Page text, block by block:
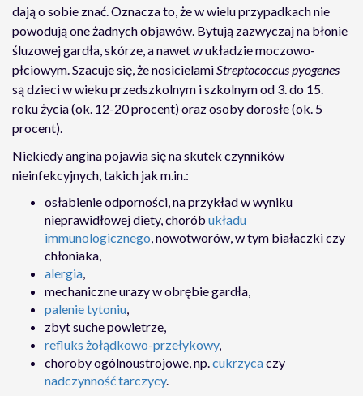
dają o sobie znać. Oznacza to, że w wielu przypadkach nie
powodują one żadnych objawów. Bytują zazwyczaj na błonie
śluzowej gardła, skórze, a nawet w układzie moczowo-
płciowym. Szacuje się, że nosicielamiStreptococcus pyogenes
są dzieci w wieku przedszkolnym i szkolnym od 3. do 15.
roku życia (ok. 12-20 procent) oraz osoby dorosłe (ok. 5
procent).
Niekiedy angina pojawia się na skutek czynników
nieinfekcyjnych, takich jak m.in.:
osłabienie odporności, na przykład w wyniku
nieprawidłowej diety, chorób układu
immunologicznego, nowotworów, w tym białaczki czy
chłoniaka,
alergia,
mechaniczne urazy w obrębie gardła,
palenie tytoniu,
zbyt suche powietrze,
refluks żołądkowo-przełykowy,
choroby ogólnoustrojowe, np.cukrzycaczy
nadczynność tarczycy.